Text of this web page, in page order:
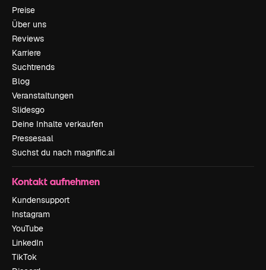
Preise
Über uns
Reviews
Karriere
Suchtrends
Blog
Veranstaltungen
Slidesgo
Deine Inhalte verkaufen
Pressesaal
Suchst du nach magnific.ai
Kontakt aufnehmen
Kundensupport
Instagram
YouTube
LinkedIn
TikTok